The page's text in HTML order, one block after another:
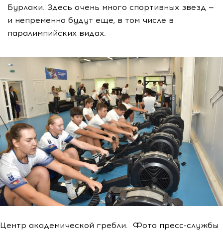
Бурлаки. Здесь очень много спортивных звезд —
и непременно будут еще, в том числе в
паралимпийских видах.
Центр академической гребли. Фото пресс-службы